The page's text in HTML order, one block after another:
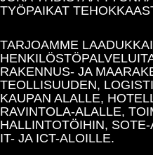
TYÖPAIKAT
TARJOAMME
RAKENNUS- JA
TEOLLISUUDEN,
KAUPAN ALALLE,
RAVINTOLA-ALALLE,
HALLINTOTÖIHIN,
IT- JA ICT-ALOILLE.